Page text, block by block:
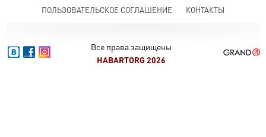
ПОЛЬЗОВАТЕЛЬСКОЕ СОГЛАШЕНИЕ
КОНТАКТЫ
Все права защищены
HABARTORG 2026